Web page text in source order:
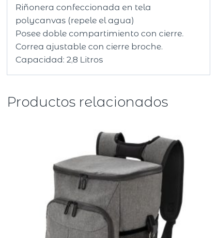
Riñonera confeccionada en tela
polycanvas (repele el agua)
Posee doble compartimiento con cierre.
Correa ajustable con cierre broche.
Capacidad: 2,8 Litros
Productos relacionados